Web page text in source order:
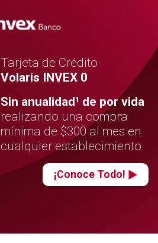
Tarjeta de Crédito
Volaris INVEX 0
Sin anualidad¹ de por vida
realizando una compra
mínima de $300 al mes en
cualquier establecimiento
¡Conoce Todo!